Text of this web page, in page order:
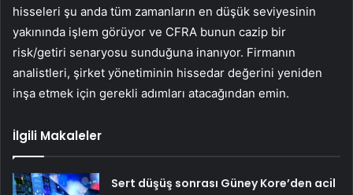
hisseleri şu anda tüm zamanların en düşük seviyesinin
yakınında işlem görüyor ve CFRA bunun cazip bir
risk/getiri senaryosu sunduğuna inanıyor. Firmanın
analistleri, şirket yönetiminin hissedar değerini yeniden
inşa etmek için gerekli adımları atacağından emin.
İlgili Makaleler
Sert düşüş sonrası Güney Kore’den acil